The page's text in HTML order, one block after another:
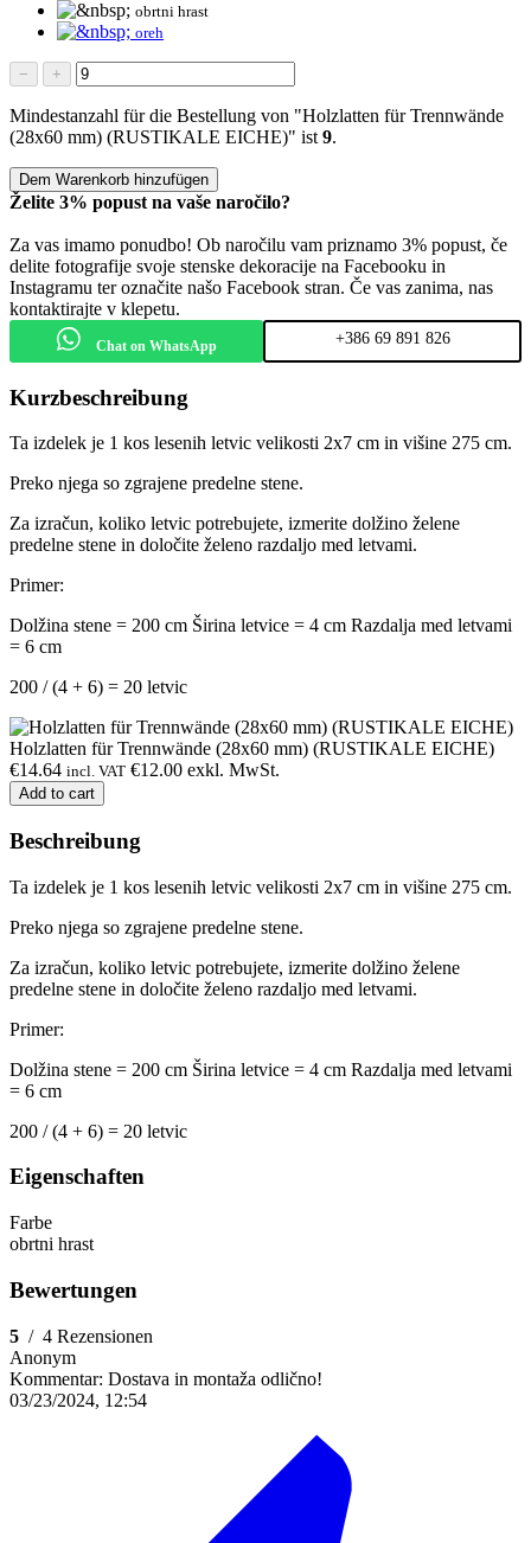
obrtni hrast
oreh
− +
Mindestanzahl für die Bestellung von "Holzlatten für Trennwände
(28x60 mm) (RUSTIKALE EICHE)" ist 9.
Dem Warenkorb hinzufügen
Želite 3% popust na vaše naročilo?
Za vas imamo ponudbo! Ob naročilu vam priznamo 3% popust, če
delite fotografije svoje stenske dekoracije na Facebooku in
Instagramu ter označite našo Facebook stran. Če vas zanima, nas
kontaktirajte v klepetu.
Chat on WhatsApp +386 69 891 826
Kurzbeschreibung
Ta izdelek je 1 kos lesenih letvic velikosti 2x7 cm in višine 275 cm.
Preko njega so zgrajene predelne stene.
Za izračun, koliko letvic potrebujete, izmerite dolžino želene
predelne stene in določite želeno razdaljo med letvami.
Primer:
Dolžina stene = 200 cm Širina letvice = 4 cm Razdalja med letvami
= 6 cm
200 / (4 + 6) = 20 letvic
Holzlatten für Trennwände (28x60 mm) (RUSTIKALE EICHE)
€14.64 incl. VAT €12.00 exkl. MwSt.
Add to cart
Beschreibung
Ta izdelek je 1 kos lesenih letvic velikosti 2x7 cm in višine 275 cm.
Preko njega so zgrajene predelne stene.
Za izračun, koliko letvic potrebujete, izmerite dolžino želene
predelne stene in določite želeno razdaljo med letvami.
Primer:
Dolžina stene = 200 cm Širina letvice = 4 cm Razdalja med letvami
= 6 cm
200 / (4 + 6) = 20 letvic
Eigenschaften
Farbe
obrtni hrast
Bewertungen
5 / 4 Rezensionen
Anonym
Kommentar: Dostava in montaža odlično!
03/23/2024, 12:54